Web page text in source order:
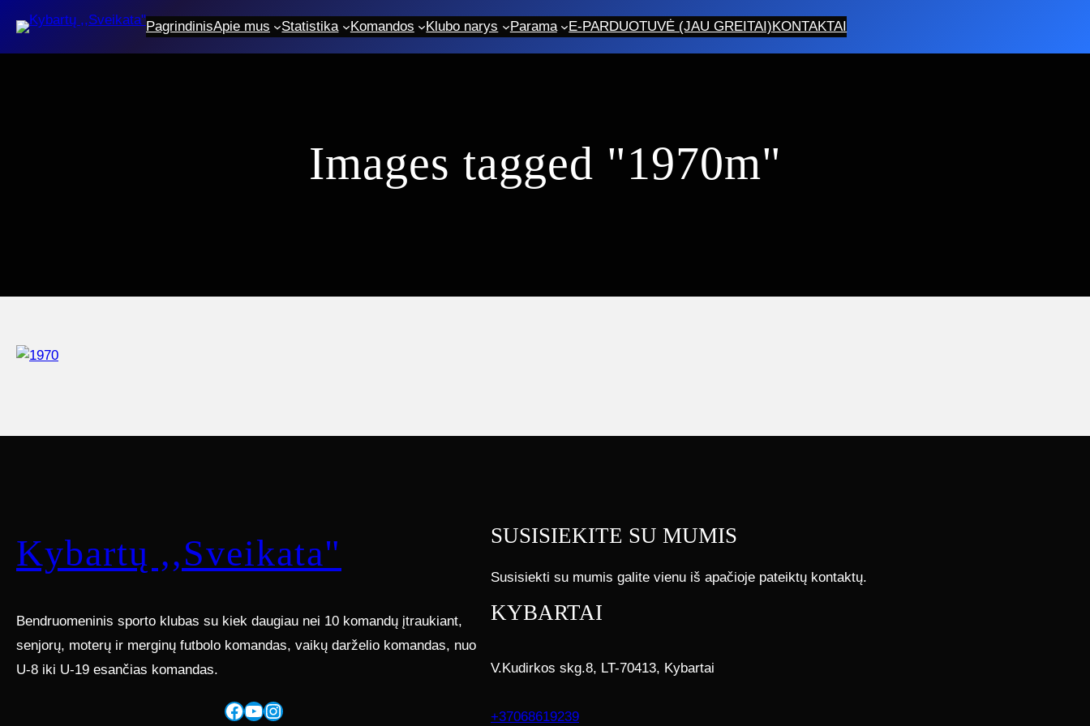
prie
turinio
PagrindinisApie mus Statistika Komandos Klubo narys Parama E-PARDUOTUVĖ (JAU GREITAI)KONTAKTAI
Images tagged "1970m"
Kybartų ,,Sveikata"
Bendruomeninis sporto klubas su kiek daugiau nei 10 komandų įtraukiant,
senjorų, moterų ir merginų futbolo komandas, vaikų darželio komandas, nuo
U-8 iki U-19 esančias komandas.
Facebook YouTube Instagram
SUSISIEKITE SU MUMIS
Susisiekti su mumis galite vienu iš apačioje pateiktų kontaktų.
KYBARTAI
V.Kudirkos skg.8, LT-70413, Kybartai
+37068619239